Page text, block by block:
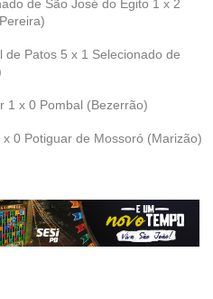
de São José do Egito 1 x 2
Patos 5 x 1 Selecionado de
1 x 0 Pombal (Bezerrão)
0 Potiguar de Mossoró (Marizão)